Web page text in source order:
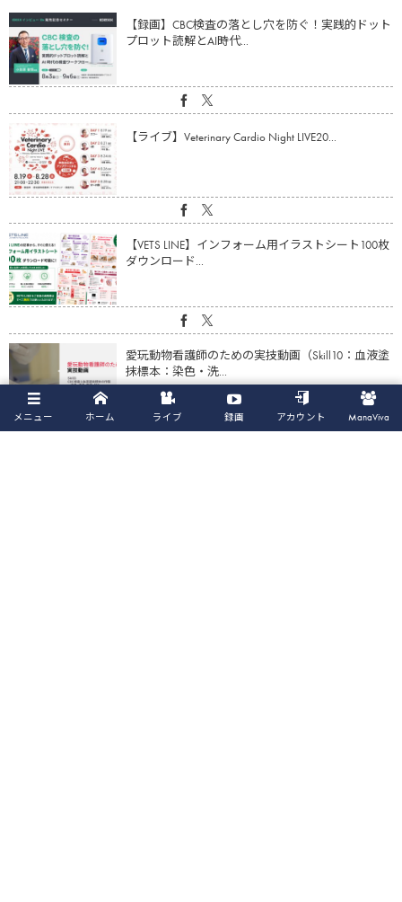
【録画】CBC検査の落とし穴を防ぐ！実践的ドット
プロット読解とAI時代...
【ライブ】Veterinary Cardio Night LIVE20...
【VETS LINE】インフォーム用イラストシート100枚
ダウンロード...
愛玩動物看護師のための実技動画（Skill10：血液塗
抹標本：染色・洗...
メニュー ホーム ライブ 録画 アカウント ManaViva